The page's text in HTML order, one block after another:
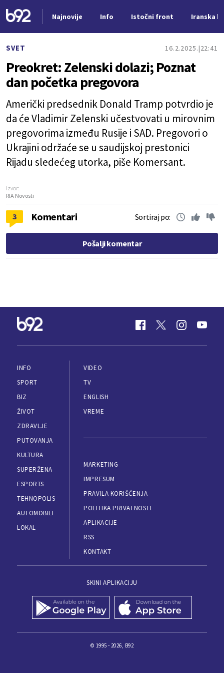
Najnovije Info Istočni front Iranska
SVET 16.2.2025. 22:41
Preokret: Zelenski dolazi; Poznat
dan početka pregovora
Američki predsednik Donald Tramp potvrdio je
da će Vladimir Zelenski učestvovati u mirovnim
pregovorima između Rusije i SAD. Pregovori o
Ukrajini održaće se u saudijskoj prestonici
Rijadu sledećeg utorka, piše Komersant.
Izvor:
RIA Novosti
3 Komentari Sortiraj po:
Pošalji komentar
INFO
SPORT
BIZ
ŽIVOT
ZDRAVLJE
PUTOVANJA
KULTURA
SUPERŽENA
ESPORTS
TEHNOPOLIS
AUTOMOBILI
LOKAL
VIDEO
TV
ENGLISH
VREME
MARKETING
IMPRESUM
PRAVILA KORIŠĆENJA
POLITIKA PRIVATNOSTI
APLIKACIJE
RSS
KONTAKT
SKINI APLIKACIJU
© 1995 - 2026, B92